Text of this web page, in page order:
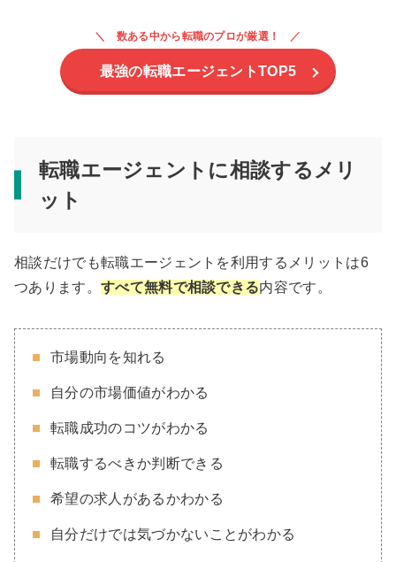
数ある中から転職のプロが厳選！
最強の転職エージェントTOP5
転職エージェントに相談するメリ
ット
相談だけでも転職エージェントを利用するメリットは6
つあります。 すべて無料で相談できる内容です。
市場動向を知れる
自分の市場価値がわかる
転職成功のコツがわかる
転職するべきか判断できる
希望の求人があるかわかる
自分だけでは気づかないことがわかる